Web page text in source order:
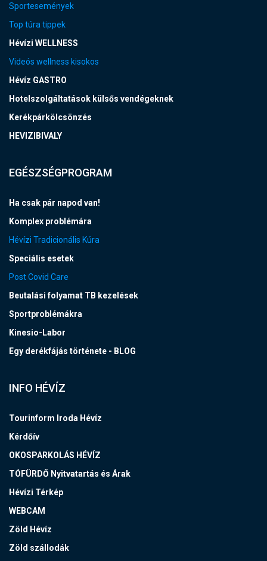
Sportesemények
Top túra tippek
Hévízi WELLNESS
Videós wellness kisokos
Hévíz GASTRO
Hotelszolgáltatások külsős vendégeknek
Kerékpárkölcsönzés
HEVIZIBIVALY
EGÉSZSÉGPROGRAM
Ha csak pár napod van!
Komplex problémára
Hévízi Tradicionális Kúra
Speciális esetek
Post Covid Care
Beutalási folyamat TB kezelések
Sportproblémákra
Kinesio-Labor
Egy derékfájás története - BLOG
INFO HÉVÍZ
Tourinform Iroda Hévíz
Kérdőív
OKOSPARKOLÁS HÉVÍZ
TÓFÜRDŐ Nyitvatartás és Árak
Hévízi Térkép
WEBCAM
Zöld Hévíz
Zöld szállodák